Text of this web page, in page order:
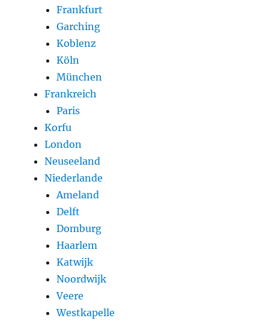
Frankfurt
Garching
Koblenz
Köln
München
Frankreich
Paris
Korfu
London
Neuseeland
Niederlande
Ameland
Delft
Domburg
Haarlem
Katwijk
Noordwijk
Veere
Westkapelle